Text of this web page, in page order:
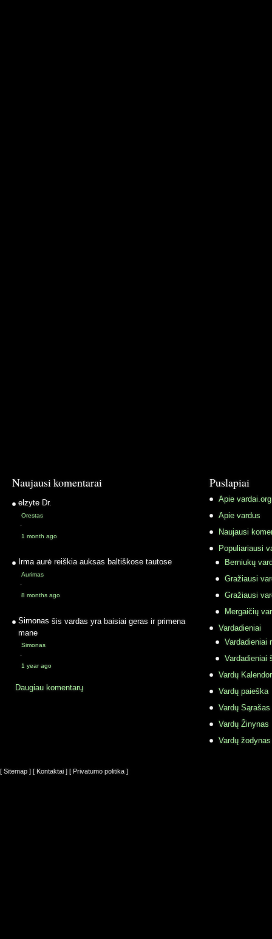
Naujausi komentarai
elzyte Dr.
Orestas
·
1 month ago
Irma aurė reiškia auksas baltiškose tautose
Aurimas
·
8 months ago
Simonas šis vardas yra baisiai geras ir primena
mane
Simonas
·
1 year ago
Daugiau komentarų
Puslapiai
Apie vardai.org
Apie vardus
Naujausi
Populiariausi
Berniukų
Gražiausi
Gražiausi
Mergaičių
Vardadieniai
Vardadieniai
Vardadieniai
Vardų
Vardų paieška
Vardų Sąrašas
Vardų Žinynas
Vardų
[ Sitemap ] [ Kontaktai ] [ Privatumo politika ]